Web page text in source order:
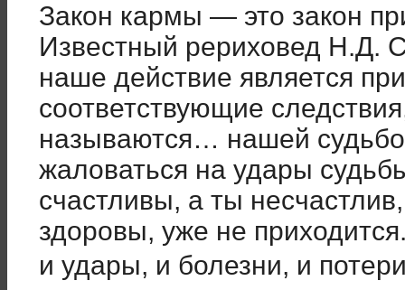
Закон кармы — это закон
Известный рериховед Н.Д.
наше действие является
соответствующие
называются… нашей
жаловаться на удары
счастливы, а ты
здоровы, уже не
и удары, и болезни, и